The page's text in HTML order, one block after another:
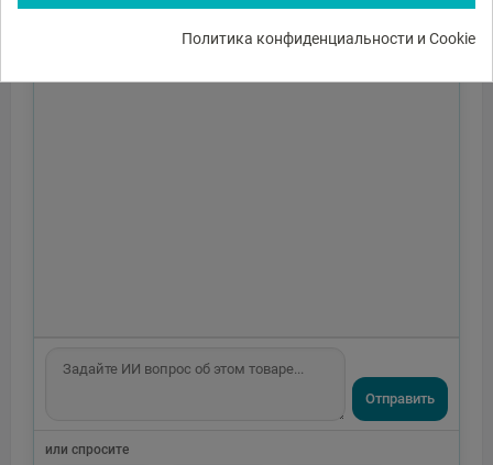
Политика конфиденциальности и Cookie
Отправить
или спросите